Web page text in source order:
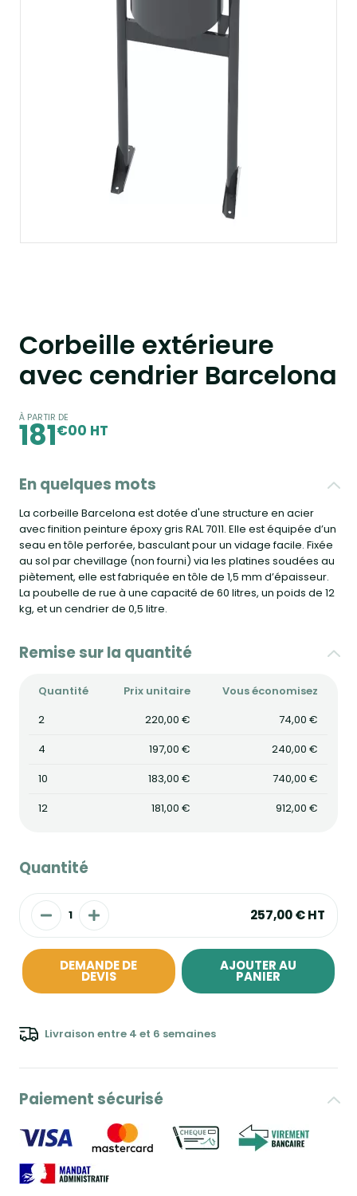
Corbeille extérieure
avec cendrier Barcelona
À PARTIR DE
181€00 HT
En quelques mots
La corbeille Barcelona est dotée d'une structure en acier
avec finition peinture époxy gris RAL 7011. Elle est équipée d’un
seau en tôle perforée, basculant pour un vidage facile. Fixée
au sol par chevillage (non fourni) via les platines soudées au
piètement, elle est fabriquée en tôle de 1,5 mm d’épaisseur.
La poubelle de rue à une capacité de 60 litres, un poids de 12
kg, et un cendrier de 0,5 litre.
Remise sur la quantité
Quantité Prix unitaire
Vous économisez
2
220,00 €
74,00 €
4
197,00 €
240,00 €
10
183,00 €
740,00 €
12
181,00 € 912,00 €
Quantité
257,00 €HT
DEMANDE DE
DEVIS
AJOUTER AU
PANIER
Livraison entre 4 et 6 semaines
Paiement sécurisé